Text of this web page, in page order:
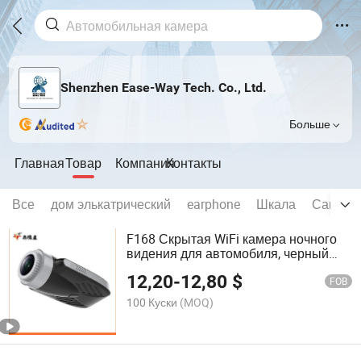
Shenzhen Ease-Way Tech. Co., Ltd.
Больше
ГлавнаяТовар КомпанияКонтакты
Все дом элькатрический earphone Шкала
F168 Скрытая WiFi камера ночного
видения для автомобиля, черный
12,20-12,80 $ FOB
100 Куски (MOQ)